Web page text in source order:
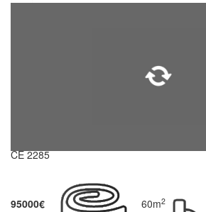
CE 2285
95000€ 60m2